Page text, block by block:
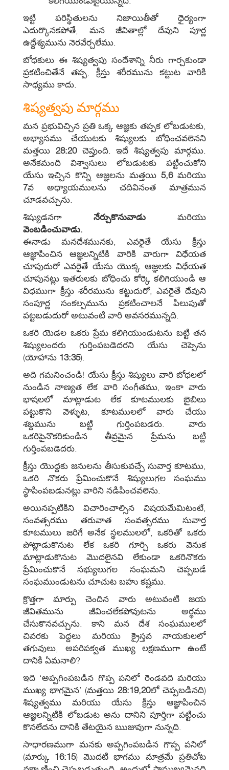
ఇట్టి పరిస్థితులను నిజాయితీతో ధైర్యంగా
ఎదుర్కొనకపోతే, మన జీవితాల్లో దేవుని పూర్ణ
ఉద్దేశ్యమును నెరవేర్చలేము.
బోధకులు ఈ శిష్యత్వపు సందేశాన్ని నీరు గార్చకుండా
ప్రకటించితేనే తప్ప, క్రీస్తు శరీరమును కట్టుట వారికి
సాధ్యము కాదు.
శిష్యత్వపు మార్గము
మన ప్రభువిచ్చిన ప్రతి ఒక్క ఆజ్ఞకు తప్పక లోబడుటకు,
అభ్యాసము చేయుటకు శిష్యులకు బోధించవలెనని
మత్తయి 28:20చెప్తుంది. ఇదే శిష్యత్వపు మార్గము.
అనేకమంది విశ్వాసులు లోబడుటకు పట్టించుకోని
యేసు ఇచ్చిన కొన్ని ఆజ్ఞలను మత్తయి 5,6మరియు
7వ అధ్యాయములను చదివినంత మాత్రమున
చూడవచ్చును.
శిష్యుడనగా నేర్చుకొనువాడు మరియు
వెంబడించువాడు.
ఈనాడు మనదేశమునకు, ఎవరైతే యేసు క్రీస్తు
ఆజ్ఞాపించిన ఆజ్ఞలన్నిటికి వారికి వారుగా విధేయత
చూపుదురో ఎవరైతే యేసు యొక్క ఆజ్ఞలకు విధేయత
చూపునట్లు ఇతరులకు బోధించు కోర్కె కలిగియుండి ఆ
విధముగా క్రీస్తు శరీరమును కట్టుదురో, ఎవరైతే దేవుని
సంపూర్ణ సంకల్పమును ప్రకటించాలనే పిలుపుతో
పట్టబడుదురో అటువంటి వారి అవసరమున్నది.
ఒకరి యెడల ఒకరు ప్రేమ కలిగియుండుటను బట్టి తన
శిష్యులందరు గుర్తింపబడెదరని యేసు చెప్పెను
(యోహాను 13:35).
అది గమనించండి! యేసు క్రీస్తు శిష్యులు వారి బోధలలో
నుండిన నాణ్యత లేక వారి సంగీతము, ఇంకా వారు
భాషలలో మాట్లాడుట లేక కూటములకు బైబిలు
పట్టుకొని వెళ్ళుట, కూటములలో వారు చేయు
శబ్దమును బట్టి గుర్తింపబడరు. వారు
ఒకరిపైనొకరికుండిన తీవ్రమైన ప్రేమను బట్టి
గుర్తింపబడెదరు.
క్రీస్తు యొద్దకు జనులను తీసుకువచ్చే సువార్త కూటము,
ఒకరి నొకరు ప్రేమించుకొనే శిష్యులుగల సంఘము
స్థాపింపబడునట్లు వారిని నడిపించవలెను.
అయినప్పటికిని విచారించాల్సిన విషయమేమిటంటే,
సంవత్సరము తరువాత సంవత్సరము సువార్త
కూటములు జరిగే అనేక స్థలములలో, ఒకరితో ఒకరు
పోట్లాడుకొనుట లేక ఒకరి గూర్చి ఒకరు వెనుక
మాట్లాడుకొనుట మొదలైనవి లేకుండా ఒకరినొకరు
ప్రేమించుకొనే సభ్యులుగల సంఘమని చెప్పబడే
సంఘముండుటను చూచుట బహు కష్టము.
క్రొత్తగా మార్పు చెందిన వారు అటువంటి జయ
జీవితమును జీవించలేకపోవుటను అర్థము
చేసుకొనవచ్చును. కాని మన దేశ సంఘములలో
చివరకు పెద్దలు మరియు క్రైస్తవ నాయకులలో
తగువులు, అపరిపక్వత ముఖ్య లక్షణముగా ఉంటే
దానికి ఏమనాలి?
ఇది ‘అప్పగింపబడిన గొప్ప పనిలో రెండవది మరియు
ముఖ్య భాగమైన’ (మత్తయి 28:19,20లో చెప్పబడినది)
శిష్యత్వము మరియు యేసు క్రీస్తు ఆజ్ఞాపించిన
ఆజ్ఞలన్నిటికి లోబడుట అను దానిని పూర్తిగా పట్టించు
కొనలేదను దానికి తేటయైన ఋజువుగా నున్నది.
సాధారణముగా మనకు అప్పగింపబడిన గొప్ప పనిలో
(మార్కు 16:15) మొదటి భాగము మాత్రమే ప్రతిచోట